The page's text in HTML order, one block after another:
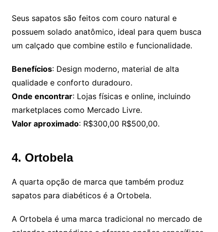
Seus sapatos são feitos com couro natural e
possuem solado anatômico, ideal para quem busca
um calçado que combine estilo e funcionalidade.
Benefícios: Design moderno, material de alta
qualidade e conforto duradouro.
Onde encontrar: Lojas físicas e online, incluindo
marketplaces como Mercado Livre.
Valor aproximado: R$300,00 R$500,00.
4. Ortobela
A quarta opção de marca que também produz
sapatos para diabéticos é a Ortobela.
A Ortobela é uma marca tradicional no mercado de